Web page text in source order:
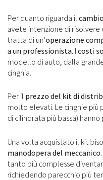
Per quanto riguarda il
avete intenzione di risolvere
tratta di un’operazione
a un professionista. Icosti
modello di auto, dalla
cinghia.
Per il prezzo del kit di
molto elevati. Le cinghie più
di cilindrata più bassa) hanno
Una volta acquistato il kit
manodopera del meccanico
tanto più complesse
richiedendo parecchio più